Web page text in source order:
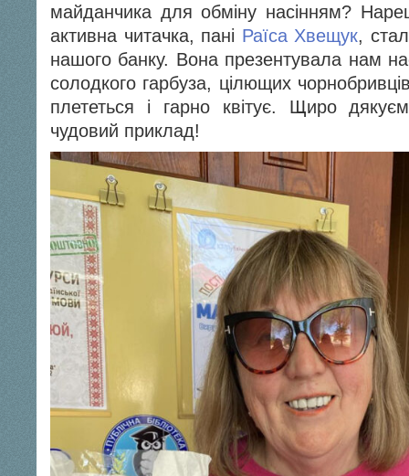
майданчика для обміну насінням?
активна читачка, пані Раїса Хвещук,
нашого банку. Вона презентувала нам
солодкого гарбуза, цілющих
плететься і гарно квітує. Щиро
чудовий приклад!